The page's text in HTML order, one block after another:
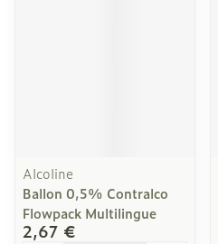
Alcoline
Ballon 0,5% Contralco
Flowpack Multilingue
2,67 €